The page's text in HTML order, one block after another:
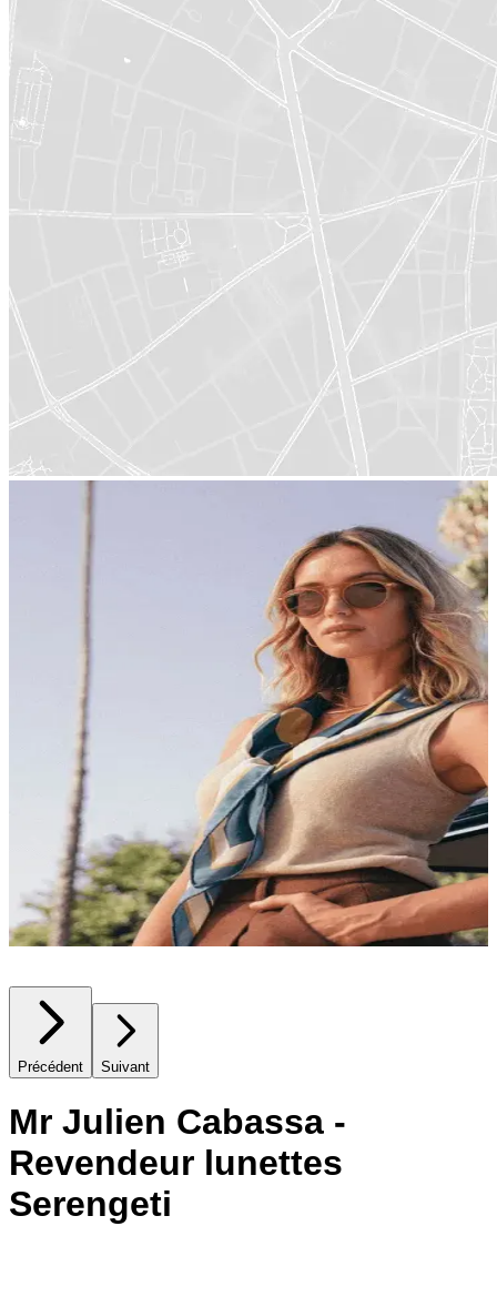
Précédent Suivant
Mr Julien Cabassa -
Revendeur lunettes
Serengeti